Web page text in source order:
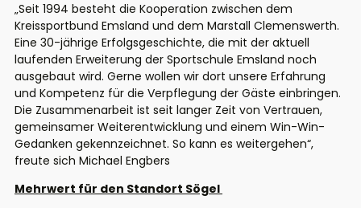
„Seit 1994 besteht die Kooperation zwischen dem
Kreissportbund Emsland und dem Marstall Clemenswerth.
Eine 30-jährige Erfolgsgeschichte, die mit der aktuell
laufenden Erweiterung der Sportschule Emsland noch
ausgebaut wird. Gerne wollen wir dort unsere Erfahrung
und Kompetenz für die Verpflegung der Gäste einbringen.
Die Zusammenarbeit ist seit langer Zeit von Vertrauen,
gemeinsamer Weiterentwicklung und einem Win-Win-
Gedanken gekennzeichnet. So kann es weitergehen“,
freute sich Michael Engbers
Mehrwert für den Standort Sögel